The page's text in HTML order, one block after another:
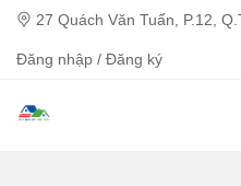
27 Quách Văn Tuấn, P.12,
Đăng nhập / Đăng ký